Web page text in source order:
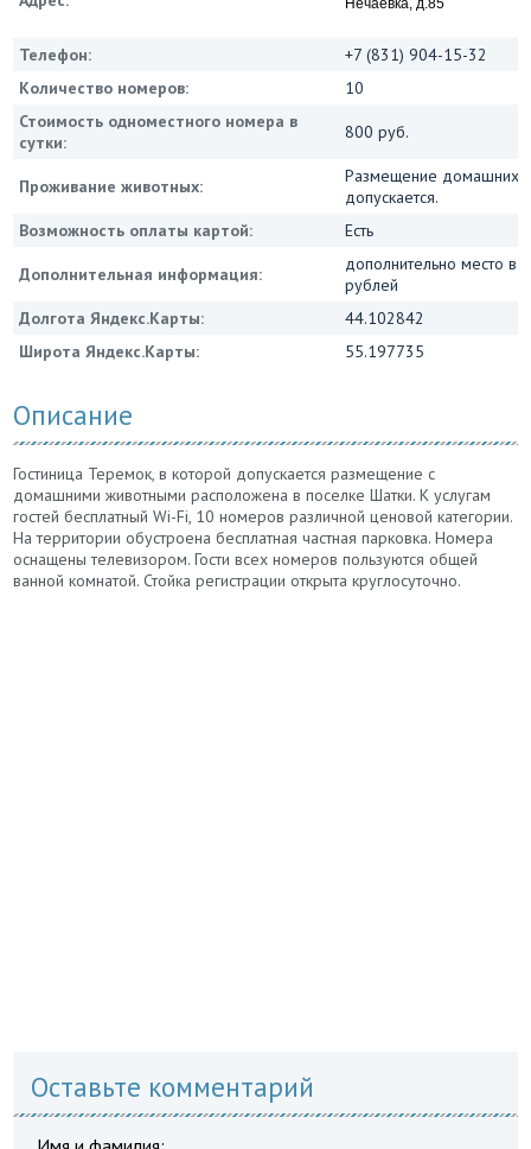
Нечаевка, д.85
Телефон:
+7 (831) 904-15-32
Количество номеров:
10
Стоимость одноместного номера в
сутки:
800 руб.
Проживание животных:
Размещение домашних
допускается.
Возможность оплаты картой:
Есть
Дополнительная информация:
дополнительно место в
рублей
Долгота Яндекс.Карты:
44.102842
Широта Яндекс.Карты:
55.197735
Описание
Гостиница Теремок, в которой допускается размещение с
домашними животными расположена в поселке Шатки. К услугам
гостей бесплатный Wi-Fi, 10 номеров различной ценовой категории.
На территории обустроена бесплатная частная парковка. Номера
оснащены телевизором. Гости всех номеров пользуются общей
ванной комнатой. Стойка регистрации открыта круглосуточно.
Оставьте комментарий